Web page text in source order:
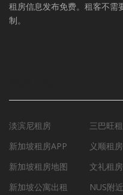
租房信息发布免费。租客不需
制。
淡滨尼租房
新加坡租房APP
新加坡租房地图
新加坡公寓出租
三巴旺
义顺租房
文礼租房
NUS附